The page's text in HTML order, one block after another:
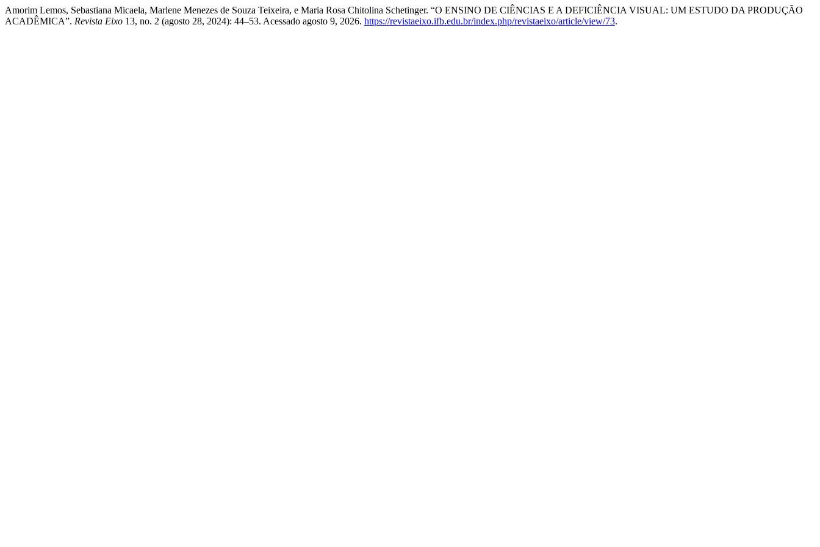
Amorim Lemos, Sebastiana Micaela, Marlene Menezes de Souza Teixeira, e Maria Rosa Chitolina Schetinger. “O ENSINO DE CIÊNCIAS E A DEFICIÊNCIA VISUAL: UM ESTUDO DA PRODUÇÃO
ACADÊMICA”. Revista Eixo 13, no. 2 (agosto 28, 2024): 44–53. Acessado agosto 9, 2026. https://revistaeixo.ifb.edu.br/index.php/revistaeixo/article/view/73.